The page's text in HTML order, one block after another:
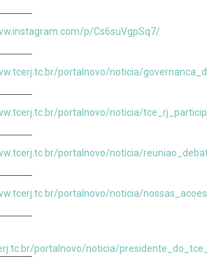
p/Cs6suVgpSq7/
portalnovo/noticia/
portalnovo/noticia/
portalnovo/noticia/
portalnovo/noticia/
portalnovo/noticia/